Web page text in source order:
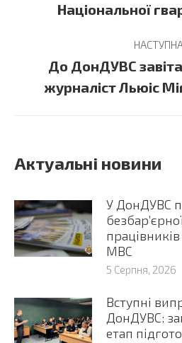
Національної
До ДонДУВС
журналіст Льюіс
Актуальні новини
У ДонДУВС
МВС
5 Серпня, 2026
Вступні
ДонДУВС:
етап